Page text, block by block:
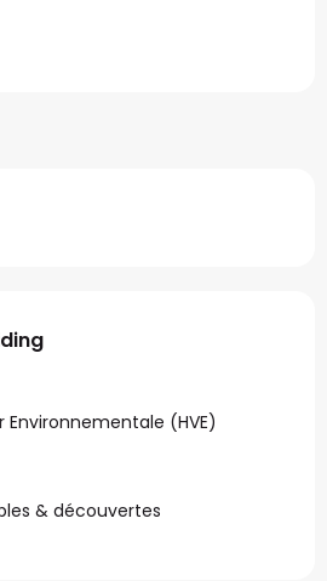
Environnementale (HVE)
& découvertes